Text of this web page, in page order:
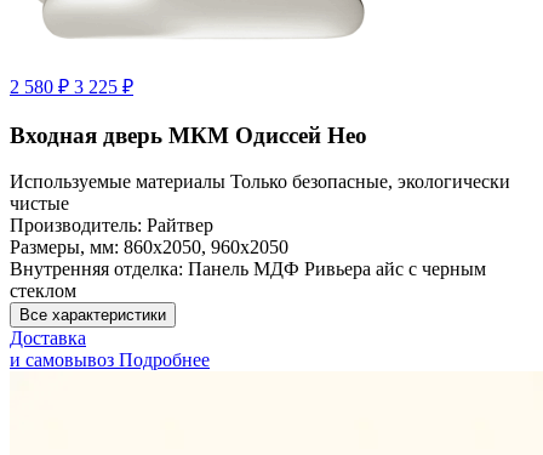
2 580 ₽ 3 225 ₽
Входная дверь МКМ Одиссей Нео
Используемые материалы Только безопасные, экологически
чистые
Производитель: Райтвер
Размеры, мм: 860х2050, 960х2050
Внутренняя отделка: Панель МДФ Ривьера айс с черным
стеклом
Все характеристики
Доставка
и самовывоз Подробнее